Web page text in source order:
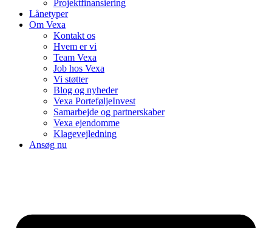
Projektfinansiering
Lånetyper
Om Vexa
Kontakt os
Hvem er vi
Team Vexa
Job hos Vexa
Vi støtter
Blog og nyheder
Vexa PorteføljeInvest
Samarbejde og partnerskaber
Vexa ejendomme
Klagevejledning
Ansøg nu